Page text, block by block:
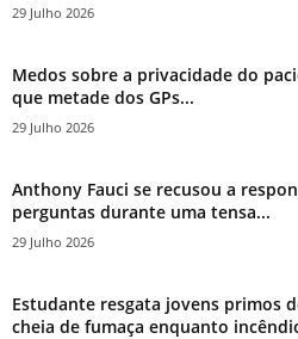
29 Julho 2026
Medos sobre a privacidade do
que metade dos GPs...
29 Julho 2026
Anthony Fauci se recusou a
perguntas durante uma tensa...
29 Julho 2026
Estudante resgata jovens primos
cheia de fumaça enquanto